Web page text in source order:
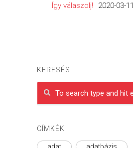
Így válaszolj!
2020-03-11
KERESÉS
CÍMKÉK